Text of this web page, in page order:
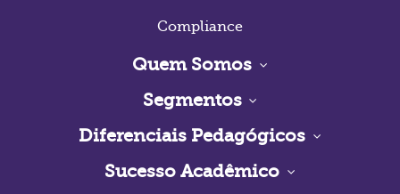
Compliance
Quem Somos
Segmentos
Diferenciais Pedagógicos
Sucesso Acadêmico